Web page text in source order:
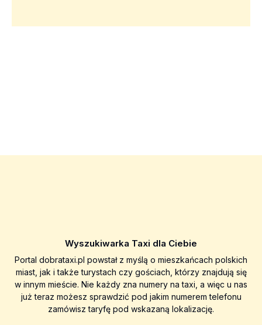
Wyszukiwarka Taxi dla Ciebie
Portal dobrataxi.pl powstał z myślą o mieszkańcach polskich
miast, jak i także turystach czy gościach, którzy znajdują się
w innym mieście. Nie każdy zna numery na taxi, a więc u nas
już teraz możesz sprawdzić pod jakim numerem telefonu
zamówisz taryfę pod wskazaną lokalizację.